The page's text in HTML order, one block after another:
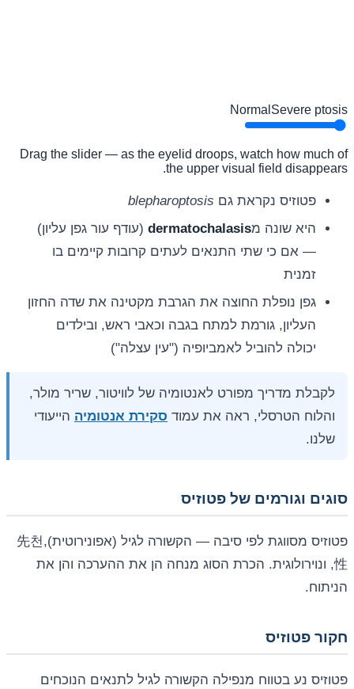
Normal Severe ptosis
Drag the slider — as the eyelid droops, watch how much of
the upper visual field disappears.
פטוזיס נקראת גם blepharoptosis
היא שונה מdermatochalasis (עודף עור גפן עליון)
— אם כי שתי התנאים לעתים קרובות קיימים בו
זמנית
גפן נופלת החוצה את הגרבת מקטינה את שדה החזון
העליון, גורמת למתח בגבה וכאבי ראש, ובילדים
יכולה להוביל לאמביופיה ("עין עצלה")
לקבלת מדריך מפורט לאנטומיה של לוויטור, שריר מולר,
והלוח הטרסלי, ראה את עמוד סקירת אנטומיה הייעודי
שלנו.
סוגים וגורמים של פטוזיס
פטוזיס מסווגת לפי סיבה — הקשורה לגיל (אפונירוטית),先천
性, ונוירולוגית. הכרת הסוג מנחה הן את ההערכה והן את
הניתוח.
חקור פטוזיס
פטוזיס נע בטווח מנפילה הקשורה לגיל לתנאים הנוכחים